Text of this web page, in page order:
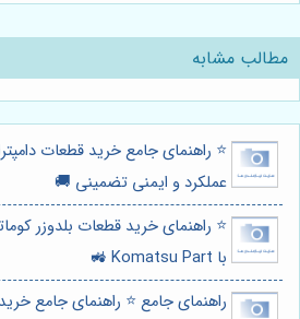
مطالب مشابه
⭐️ راهنمای جامع خرید قطعات
عملکرد و ایمنی تضمینی 🚚
⭐️ راهنمای خرید قطعات بلدوزر
با Komatsu Part 🚜
راهنمای جامع ⭐️ راهنمای جامع